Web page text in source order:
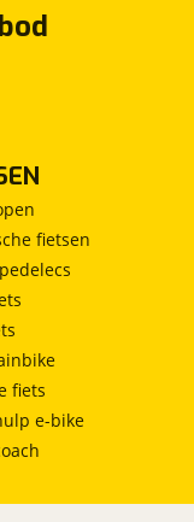
fietsen
fiets
e-bike